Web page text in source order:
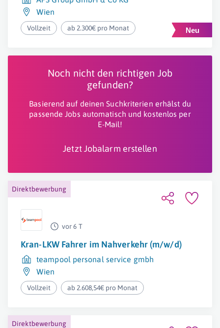
Wien
Vollzeit ab 2.300€ pro Monat
Noch nicht den richtigen Job
gefunden?
Basierend auf deinen Suchkriterien erhälst du
passende Jobs automatisch und kostenlos per
E-Mail!
Jetzt Jobalarm erstellen
Direktbewerbung
vor 6 T
Kran-LKW Fahrer im Nahverkehr (m/w/d)
teampool personal service gmbh
Wien
Vollzeit ab 2.608,54€ pro Monat
Direktbewerbung